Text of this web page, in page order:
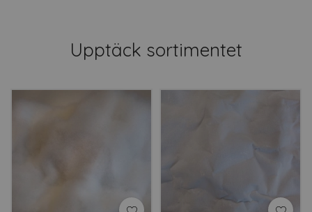
Upptäck sortimentet